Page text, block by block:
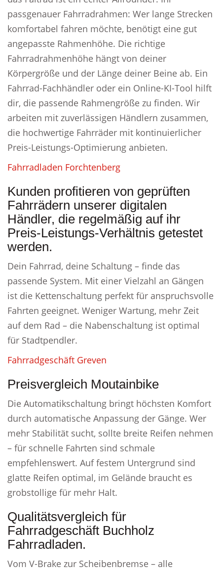
passgenauer Fahrradrahmen: Wer lange Strecken
komfortabel fahren möchte, benötigt eine gut
angepasste Rahmenhöhe. Die richtige
Fahrradrahmenhöhe hängt von deiner
Körpergröße und der Länge deiner Beine ab. Ein
Fahrrad-Fachhändler oder ein Online-KI-Tool hilft
dir, die passende Rahmengröße zu finden. Wir
arbeiten mit zuverlässigen Händlern zusammen,
die hochwertige Fahrräder mit kontinuierlicher
Preis-Leistungs-Optimierung anbieten.
Fahrradladen Forchtenberg
Kunden profitieren von geprüften
Fahrrädern unserer digitalen
Händler, die regelmäßig auf ihr
Preis-Leistungs-Verhältnis getestet
werden.
Dein Fahrrad, deine Schaltung – finde das
passende System. Mit einer Vielzahl an Gängen
ist die Kettenschaltung perfekt für anspruchsvolle
Fahrten geeignet. Weniger Wartung, mehr Zeit
auf dem Rad – die Nabenschaltung ist optimal
für Stadtpendler.
Fahrradgeschäft Greven
Preisvergleich Moutainbike
Die Automatikschaltung bringt höchsten Komfort
durch automatische Anpassung der Gänge. Wer
mehr Stabilität sucht, sollte breite Reifen nehmen
– für schnelle Fahrten sind schmale
empfehlenswert. Auf festem Untergrund sind
glatte Reifen optimal, im Gelände braucht es
grobstollige für mehr Halt.
Qualitätsvergleich für
Fahrradgeschäft Buchholz
Fahrradladen.
Vom V-Brake zur Scheibenbremse – alle